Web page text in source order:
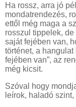
Ha rossz, arra jó
mondatrendezés,
ettől még maga a
rosszul tippelek,
saját fejében van,
történet, a hangulat
fejében van”, az
még kicsit.
Szóval hogy
leírok, haladó